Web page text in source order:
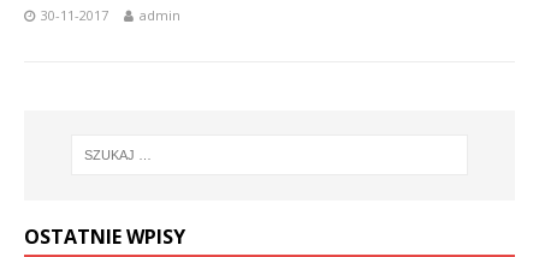
30-11-2017 admin
OSTATNIE WPISY